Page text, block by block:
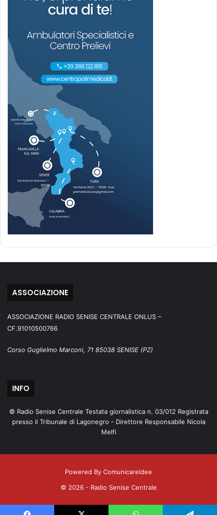
ASSOCIAZIONE
ASSOCIAZIONE RADIO SENISE CENTRALE ONLUS –
CF.91010500766
Corso Guglielmo Marconi, 71 85038 SENISE (PZ)
INFO
© Radio Senise Centrale Testata giornalistica n. 03/012 Registrata
presso il Tribunale di Lagonegro - Direttore Responsabile Nicola
Melfi
Powered By ComunicareIdee
© 2026 - Radio Senise Centrale